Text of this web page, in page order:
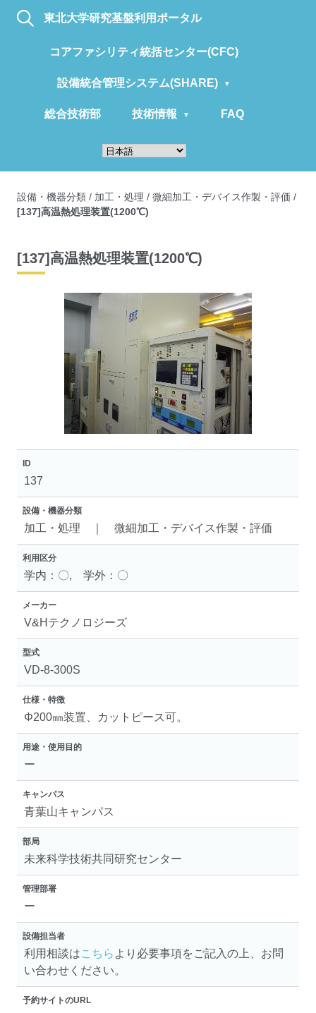
東北大学研究基盤利用ポータル
コアファシリティ統括センター(CFC)
設備統合管理システム(SHARE)
総合技術部 技術情報 FAQ
設備・機器分類 / 加工・処理 / 微細加工・デバイス作製・評価 /
[137]高温熱処理装置(1200℃)
[137]高温熱処理装置(1200℃)
ID
137
設備・機器分類
加工・処理 ｜ 微細加工・デバイス作製・評価
利用区分
学内：〇, 学外：〇
メーカー
V&Hテクノロジーズ
型式
VD-8-300S
仕様・特徴
Φ200㎜装置、カットピース可。
用途・使用目的
ー
キャンパス
青葉山キャンパス
部局
未来科学技術共同研究センター
管理部署
ー
設備担当者
利用相談はこちら より必要事項をご記入の上、お問
い合わせください。
予約サイトのURL